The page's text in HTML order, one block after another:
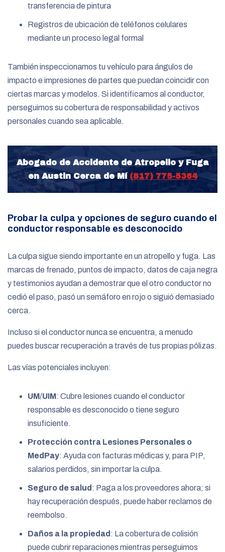
transferencia de pintura
Registros de ubicación de teléfonos celulares
mediante un proceso legal formal
También inspeccionamos tu vehículo para ángulos de
impacto e impresiones de partes que puedan coincidir con
ciertas marcas y modelos. Si identificamos al conductor,
perseguimos su cobertura de responsabilidad y activos
personales cuando sea aplicable.
Abogado de Accidente de Atropello y Fuga
en Austin Cerca de Mí (817) 775-5364
Probar la culpa y opciones de seguro cuando el
conductor responsable es desconocido
La culpa sigue siendo importante en un atropello y fuga. Las
marcas de frenado, puntos de impacto, datos de caja negra
y testimonios ayudan a demostrar que el otro conductor no
cedió el paso, pasó un semáforo en rojo o siguió demasiado
cerca.
Incluso si el conductor nunca se encuentra, a menudo
puedes buscar recuperación a través de tus propias pólizas.
Las vías potenciales incluyen:
UM/UIM: Cubre lesiones cuando el conductor
responsable es desconocido o tiene seguro
insuficiente.
Protección contra Lesiones Personales o
MedPay: Ayuda con facturas médicas y, para PIP,
salarios perdidos, sin importar la culpa.
Seguro de salud : Paga a los proveedores ahora; si
hay recuperación después, puede haber reclamos de
reembolso.
Daños a la propiedad : La cobertura de colisión
puede cubrir reparaciones mientras perseguimos